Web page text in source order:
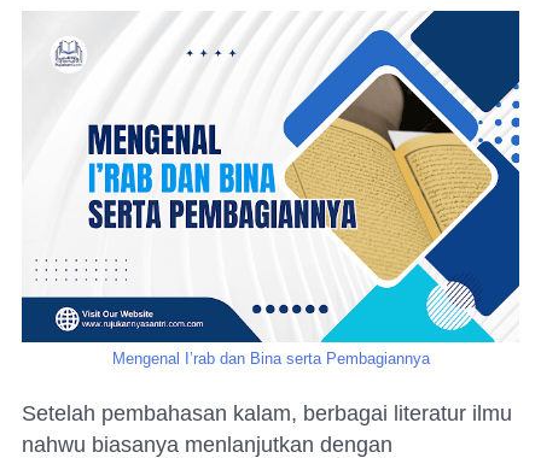
Mengenal I’rab dan Bina serta Pembagiannya
Setelah pembahasan kalam, berbagai literatur ilmu
nahwu biasanya menlanjutkan dengan